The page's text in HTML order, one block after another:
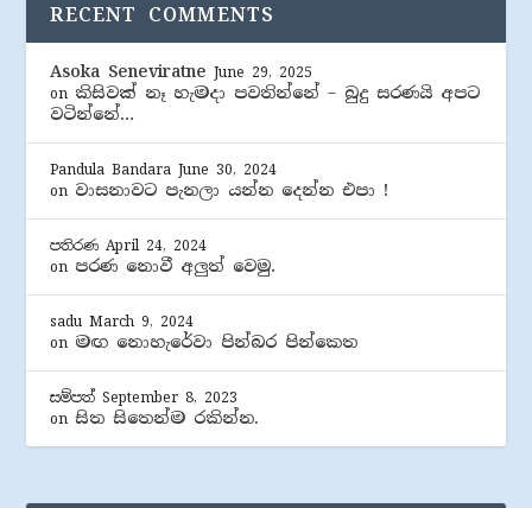
RECENT COMMENTS
Asoka Seneviratne June 29, 2025
on කිසිවක් නෑ හැමදා පවතින්නේ – බුදු සරණයි අපට
වටින්නේ…
Pandula Bandara June 30, 2024
on වාසනාවට පැනලා යන්න දෙන්න එපා !
පතිරණ April 24, 2024
on පරණ නොවී අලුත් වෙමු.
sadu March 9, 2024
on මඟ නොහැරේවා පින්බර පින්කෙත
සම්පත් September 8, 2023
onසිත සිතෙන්ම රකින්න.